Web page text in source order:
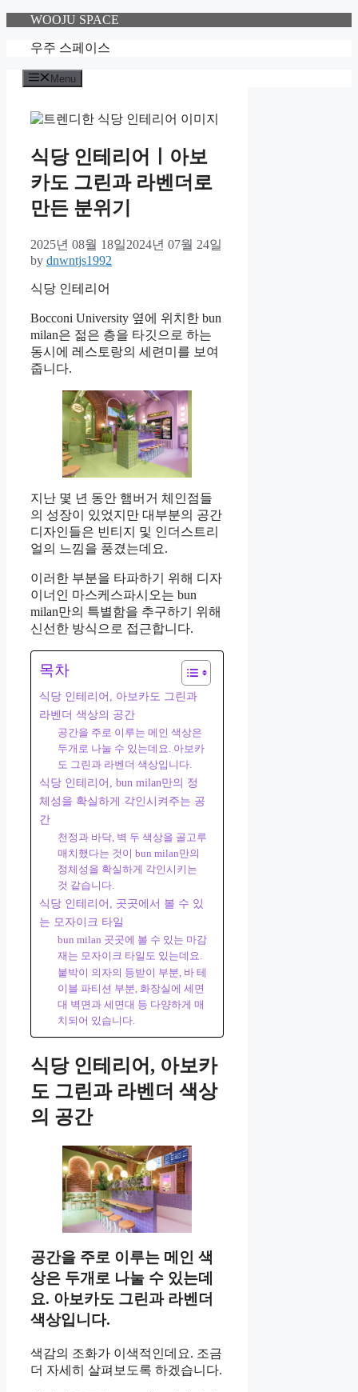
content
WOOJU SPACE
우주 스페이스
Menu
식당 인테리어ㅣ아보
카도 그린과 라벤더로
만든 분위기
2025년 08월 18일2024년 07월 24일
by dnwntjs1992
식당 인테리어
Bocconi University 옆에 위치한 bun
milan은 젊은 층을 타깃으로 하는
동시에 레스토랑의 세련미를 보여
줍니다.
지난 몇 년 동안 햄버거 체인점들
의 성장이 있었지만 대부분의 공간
디자인들은 빈티지 및 인더스트리
얼의 느낌을 풍겼는데요.
이러한 부분을 타파하기 위해 디자
이너인 마스케스파시오는 bun
milan만의 특별함을 추구하기 위해
신선한 방식으로 접근합니다.
목차
식당 인테리어, 아보카도 그린과
라벤더 색상의 공간
공간을 주로 이루는 메인 색상은
두개로 나눌 수 있는데요. 아보카
도 그린과 라벤더 색상입니다.
식당 인테리어, bun milan만의 정
체성을 확실하게 각인시켜주는 공
간
천정과 바닥, 벽 두 색상을 골고루
매치했다는 것이 bun milan만의
정체성을 확실하게 각인시키는
것 같습니다.
식당 인테리어, 곳곳에서 볼 수 있
는 모자이크 타일
bun milan 곳곳에 볼 수 있는 마감
재는 모자이크 타일도 있는데요.
붙박이 의자의 등받이 부분, 바 테
이블 파티션 부분, 화장실에 세면
대 벽면과 세면대 등 다양하게 매
치되어 있습니다.
식당 인테리어, 아보카
도 그린과 라벤더 색상
의 공간
공간을 주로 이루는 메인 색
상은 두개로 나눌 수 있는데
요. 아보카도 그린과 라벤더
색상입니다.
색감의 조화가 이색적인데요. 조금
더 자세히 살펴보도록 하겠습니다.